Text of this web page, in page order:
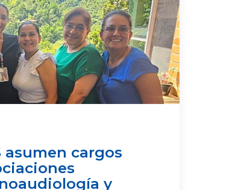
asumen cargos
y